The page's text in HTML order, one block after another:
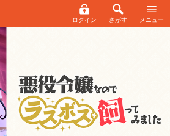
ログイン さがす メニュー